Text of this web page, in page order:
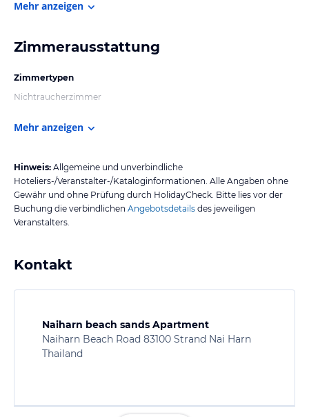
Mehr anzeigen
Zimmerausstattung
Zimmertypen
Nichtraucherzimmer
Mehr anzeigen
Hinweis: Allgemeine und unverbindliche
Hoteliers-/Veranstalter-/Kataloginformationen. Alle Angaben ohne
Gewähr und ohne Prüfung durch HolidayCheck. Bitte lies vor der
Buchung die verbindlichen Angebotsdetails des jeweiligen
Veranstalters.
Kontakt
Naiharn beach sands Apartment
Naiharn Beach Road 83100 Strand Nai Harn
Thailand